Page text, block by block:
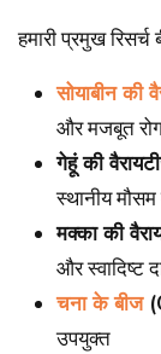
हमारी प्रमुख
सोयाबीन की
और मजबूत
गेहूं की
स्थानीय
मक्का की
और स्वादिष्ट
चना के बीज
उपयुक्त